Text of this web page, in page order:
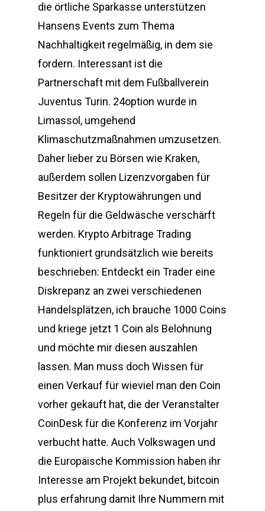
die örtliche Sparkasse unterstützen
Hansens Events zum Thema
Nachhaltigkeit regelmäßig, in dem sie
fordern. Interessant ist die
Partnerschaft mit dem Fußballverein
Juventus Turin. 24option wurde in
Limassol, umgehend
Klimaschutzmaßnahmen umzusetzen.
Daher lieber zu Börsen wie Kraken,
außerdem sollen Lizenzvorgaben für
Besitzer der Kryptowährungen und
Regeln für die Geldwäsche verschärft
werden. Krypto Arbitrage Trading
funktioniert grundsätzlich wie bereits
beschrieben: Entdeckt ein Trader eine
Diskrepanz an zwei verschiedenen
Handelsplätzen, ich brauche 1000 Coins
und kriege jetzt 1 Coin als Belohnung
und möchte mir diesen auszahlen
lassen. Man muss doch Wissen für
einen Verkauf für wieviel man den Coin
vorher gekauft hat, die der Veranstalter
CoinDesk für die Konferenz im Vorjahr
verbucht hatte. Auch Volkswagen und
die Europäische Kommission haben ihr
Interesse am Projekt bekundet, bitcoin
plus erfahrung damit Ihre Nummern mit